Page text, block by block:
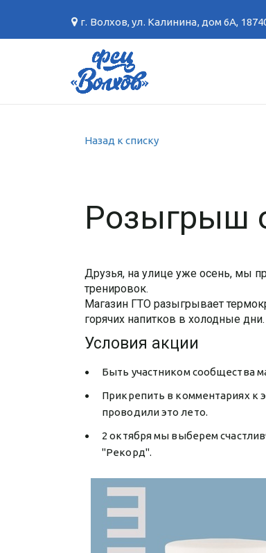
г. Волхов,ул. Калинина, дом 6А,
Назад к списку
Розыгрыш
Друзья, на улице уже осень, мы
тренировок.
Магазин ГТО разыгрывает
горячих напитков в холодные дни.
Условия акции
Быть участником сообщества
Прикрепить в комментариях к
проводили это лето.
2 октября мы выберем
"Рекорд".